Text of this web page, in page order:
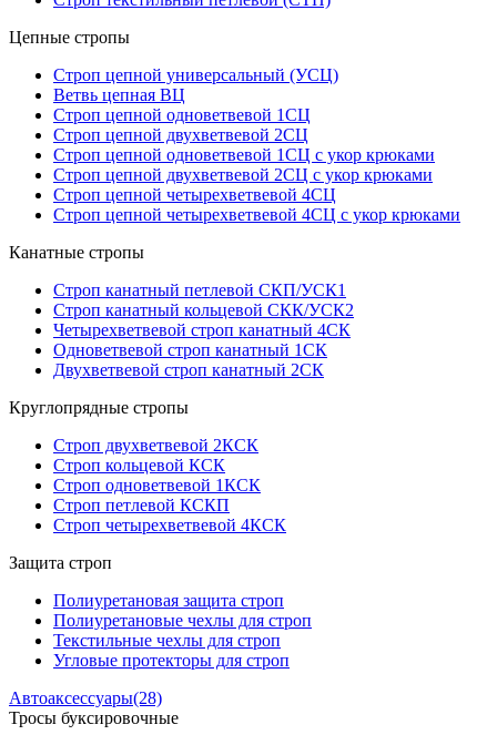
Цепные стропы
Строп цепной универсальный (УСЦ)
Ветвь цепная ВЦ
Строп цепной одноветвевой 1СЦ
Строп цепной двухветвевой 2СЦ
Строп цепной одноветвевой 1СЦ с укор крюками
Строп цепной двухветвевой 2СЦ с укор крюками
Строп цепной четырехветвевой 4СЦ
Строп цепной четырехветвевой 4СЦ с укор крюками
Канатные стропы
Строп канатный петлевой СКП/УСК1
Строп канатный кольцевой СКК/УСК2
Четырехветвевой строп канатный 4СК
Одноветвевой строп канатный 1СК
Двухветвевой строп канатный 2СК
Круглопрядные стропы
Строп двухветвевой 2КСК
Строп кольцевой КСК
Строп одноветвевой 1КСК
Строп петлевой КСКП
Строп четырехветвевой 4КСК
Защита строп
Полиуретановая защита строп
Полиуретановые чехлы для строп
Текстильные чехлы для строп
Угловые протекторы для строп
Автоаксессуары(28)
Тросы буксировочные